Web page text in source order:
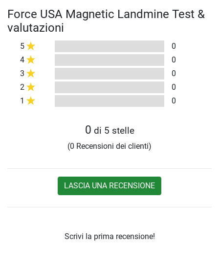
Force USA Magnetic Landmine Test &
valutazioni
5
0
4
0
3
0
2
0
1
0
0 di 5 stelle
(0 Recensioni dei clienti)
LASCIA UNA RECENSIONE
Scrivi la prima recensione!